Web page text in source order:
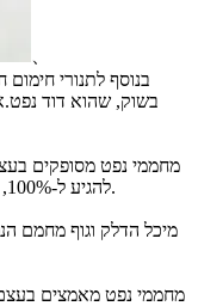
בנוסף לתנורי חימום
בשוק, שהוא דוד
מחממי נפט מסופקים
להגיע ל-100%, ותהליך חימום הבעירה שלו ללא עשן וללא ריח.
מיכל הדלק וגוף מחמם
מחממי נפט מאמצים